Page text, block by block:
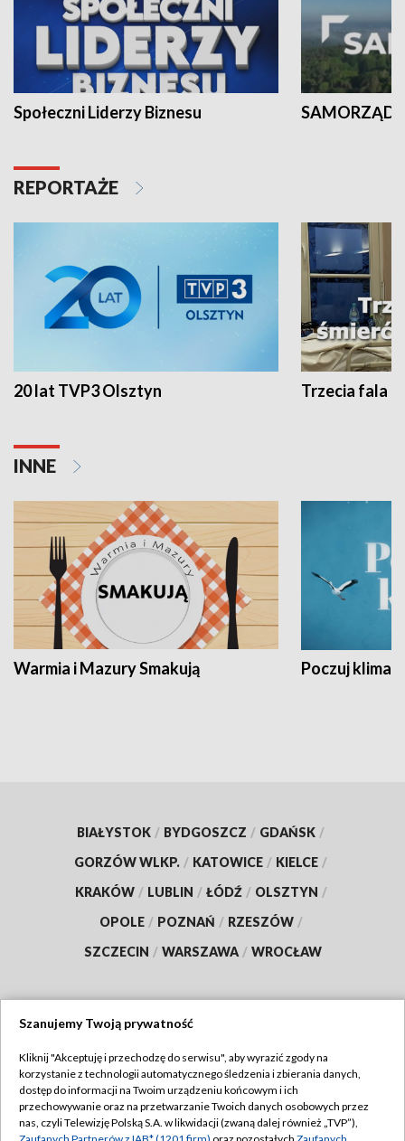
Społeczni Liderzy Biznesu SAMORZĄD
REPORTAŻE
20 lat TVP3 Olsztyn Trzecia fala -
INNE
Warmia i Mazury Smakują Poczuj klimat
BIAŁYSTOK / BYDGOSZCZ / GDAŃSK /
GORZÓW WLKP. / KATOWICE / KIELCE /
KRAKÓW / LUBLIN / ŁÓDŹ / OLSZTYN /
OPOLE / POZNAŃ / RZESZÓW /
SZCZECIN / WARSZAWA / WROCŁAW
TVP
Abonament TVP
Emisja w TVP
Regulamin TVP
Szanujemy Twoją prywatność
Kliknij "Akceptuję i przechodzę do serwisu", aby wyrazić zgody na
korzystanie z technologii automatycznego śledzenia i zbierania danych,
dostęp do informacji na Twoim urządzeniu końcowym i ich
przechowywanie oraz na przetwarzanie Twoich danych osobowych przez
nas, czyli Telewizję Polską S.A. w likwidacji (zwaną dalej również „TVP”),